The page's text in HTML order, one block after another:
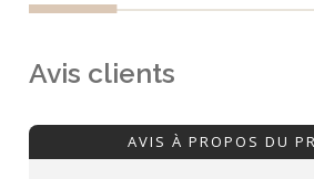
Avis clients
AVIS À PROPOS DU